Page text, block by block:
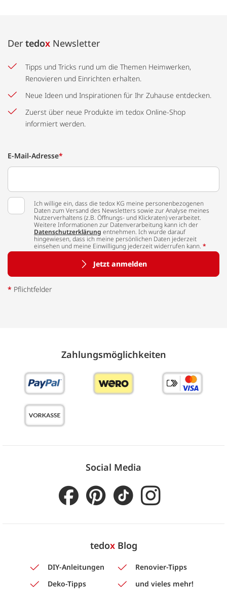
Der tedox Newsletter
Tipps und Tricks rund um die Themen Heimwerken,
Renovieren und Einrichten erhalten.
Neue Ideen und Inspirationen für Ihr Zuhause entdecken.
Zuerst über neue Produkte im tedox Online-Shop
informiert werden.
E-Mail-Adresse*
Ich willige ein, dass die tedox KG meine personenbezogenen
Daten zum Versand des Newsletters sowie zur Analyse meines
Nutzerverhaltens (z.B. Öffnungs- und Klickraten) verarbeitet.
Weitere Informationen zur Datenverarbeitung kann ich der
Datenschutzerklärung entnehmen. Ich wurde darauf
hingewiesen, dass ich meine persönlichen Daten jederzeit
einsehen und meine Einwilligung jederzeit widerrufen kann. *
Jetzt anmelden
* Pflichtfelder
Zahlungs­möglich­keiten
Social Media
tedoxBlog
DIY-Anleitungen
Renovier-Tipps
Deko-Tipps
und vieles mehr!